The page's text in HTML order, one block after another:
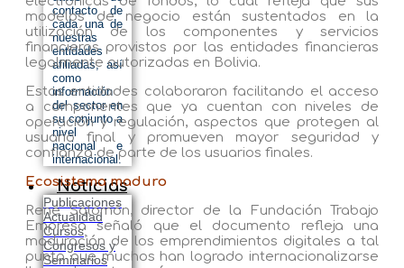
contacto de
cada una de
nuestras
entidades
afiliadas, así
como
información
del sector en
su conjunto a
nivel
nacional e
internacional.
Noticias
Publicaciones
Actualidad
Cursos,
Congresos y
Seminarios
modelos de negocio están sustentados en la
utilización de los componentes y servicios
financieros provistos por las entidades financieras
legalmente autorizadas en Bolivia.
Estas entidades colaboraron facilitando el acceso
a componentes que ya cuentan con niveles de
operación y regulación, aspectos que protegen al
usuario final y promueven mayor seguridad y
confianza de parte de los usuarios finales.
Ecosistema maduro
René Salomón, director de la Fundación Trabajo
Empresa señaló que el documento refleja una
maduración de los emprendimientos digitales a tal
punto que muchos han logrado internacionalizarse